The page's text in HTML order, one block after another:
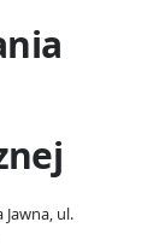
ul.